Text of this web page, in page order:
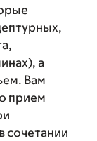
а
Вам
прием
сочетании